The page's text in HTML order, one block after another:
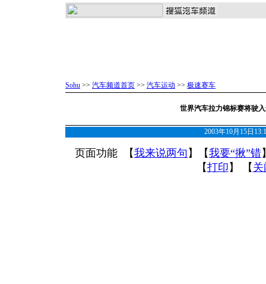
Sohu >> 汽车频道首页 >> 汽车运动 >> 极速赛车
世界汽车拉力锦标赛将驶
2003年10月15日
页面功能 【我来说两句 】【我要“揪”错
【打印 】 【 关